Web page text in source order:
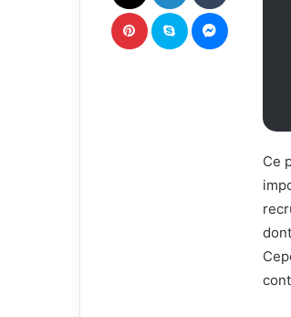
Ce
u
r
r